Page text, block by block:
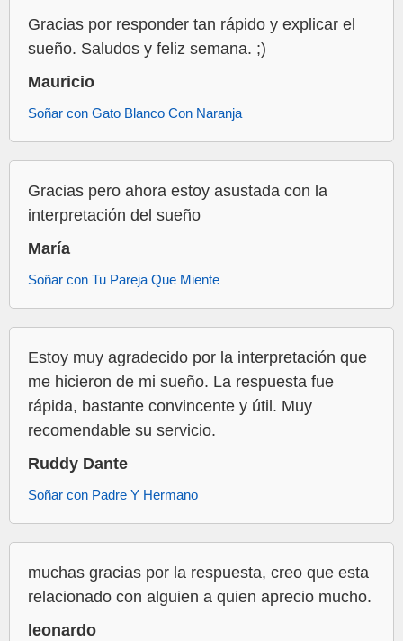
Gracias por responder tan rápido y explicar el
sueño. Saludos y feliz semana. ;)
Mauricio
Soñar con Gato Blanco Con Naranja
Gracias pero ahora estoy asustada con la
interpretación del sueño
María
Soñar con Tu Pareja Que Miente
Estoy muy agradecido por la interpretación que
me hicieron de mi sueño. La respuesta fue
rápida, bastante convincente y útil. Muy
recomendable su servicio.
Ruddy Dante
Soñar con Padre Y Hermano
muchas gracias por la respuesta, creo que esta
relacionado con alguien a quien aprecio mucho.
leonardo